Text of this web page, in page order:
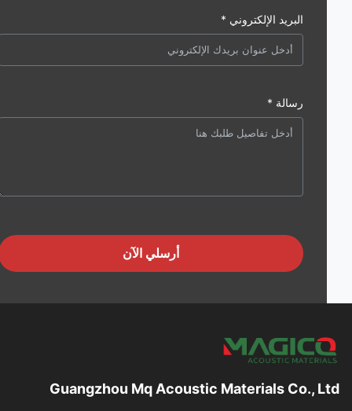
البريد الإلكتروني *
رسالة *
أرسلي الآن
Guangzhou Mq Acoustic Materials Co.,